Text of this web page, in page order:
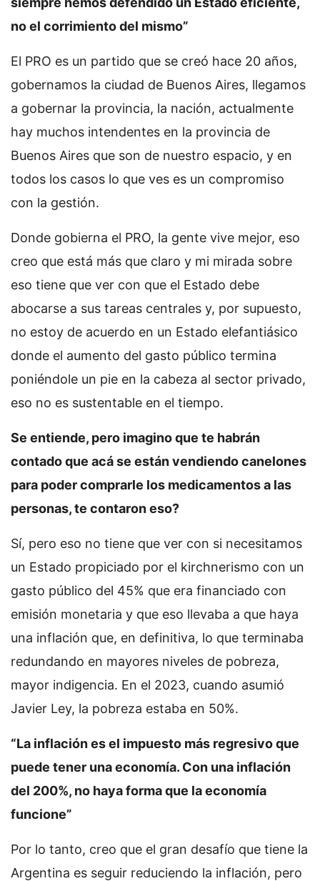
no el corrimiento del mismo”
El PRO es un partido que se creó hace 20 años,
gobernamos la ciudad de Buenos Aires, llegamos
a gobernar la provincia, la nación, actualmente
hay muchos intendentes en la provincia de
Buenos Aires que son de nuestro espacio, y en
todos los casos lo que ves es un compromiso
con la gestión.
Donde gobierna el PRO, la gente vive mejor, eso
creo que está más que claro y mi mirada sobre
eso tiene que ver con que el Estado debe
abocarse a sus tareas centrales y, por supuesto,
no estoy de acuerdo en un Estado elefantiásico
donde el aumento del gasto público termina
poniéndole un pie en la cabeza al sector privado,
eso no es sustentable en el tiempo.
Se entiende, pero imagino que te habrán
contado que acá se están vendiendo canelones
para poder comprarle los medicamentos a las
personas, te contaron eso?
Sí, pero eso no tiene que ver con si necesitamos
un Estado propiciado por el kirchnerismo con un
gasto público del 45% que era financiado con
emisión monetaria y que eso llevaba a que haya
una inflación que, en definitiva, lo que terminaba
redundando en mayores niveles de pobreza,
mayor indigencia. En el 2023, cuando asumió
Javier Ley, la pobreza estaba en 50%.
“La inflación es el impuesto más regresivo que
puede tener una economía. Con una inflación
del 200%, no haya forma que la economía
funcione”
Por lo tanto, creo que el gran desafío que tiene la
Argentina es seguir reduciendo la inflación, pero